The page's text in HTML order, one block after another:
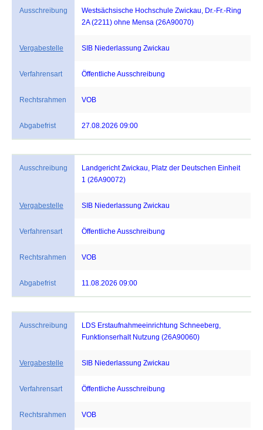
Ausschreibung
Westsächsische Hochschule Zwickau, Dr.-Fr.-Ring
2A (2211) ohne Mensa (26A90070)
Vergabestelle SIB Niederlassung Zwickau
Verfahrensart Öffentliche Ausschreibung
Rechtsrahmen VOB
Abgabefrist 27.08.2026 09:00
Ausschreibung
Landgericht Zwickau, Platz der Deutschen Einheit
1 (26A90072)
Vergabestelle SIB Niederlassung Zwickau
Verfahrensart Öffentliche Ausschreibung
Rechtsrahmen VOB
Abgabefrist 11.08.2026 09:00
Ausschreibung
LDS Erstaufnahmeeinrichtung Schneeberg,
Funktionserhalt Nutzung (26A90060)
Vergabestelle SIB Niederlassung Zwickau
Verfahrensart Öffentliche Ausschreibung
Rechtsrahmen VOB